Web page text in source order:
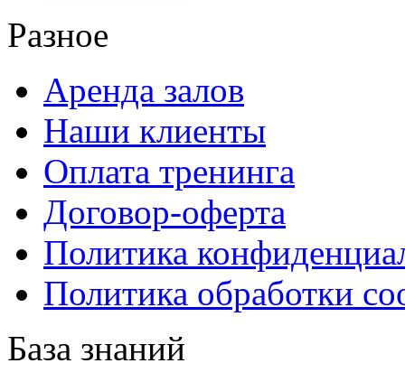
Разное
Аренда залов
Наши клиенты
Оплата тренинга
Договор-оферта
Политика
Политика обработки
База знаний